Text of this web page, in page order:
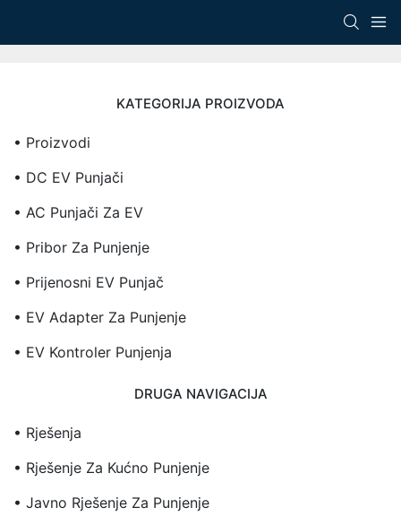
KATEGORIJA PROIZVODA
• Proizvodi
• DC EV Punjači
• AC Punjači Za EV
• Pribor Za Punjenje
• Prijenosni EV Punjač
• EV Adapter Za Punjenje
• EV Kontroler Punjenja
DRUGA NAVIGACIJA
• Rješenja
• Rješenje Za Kućno Punjenje
• Javno Rješenje Za Punjenje